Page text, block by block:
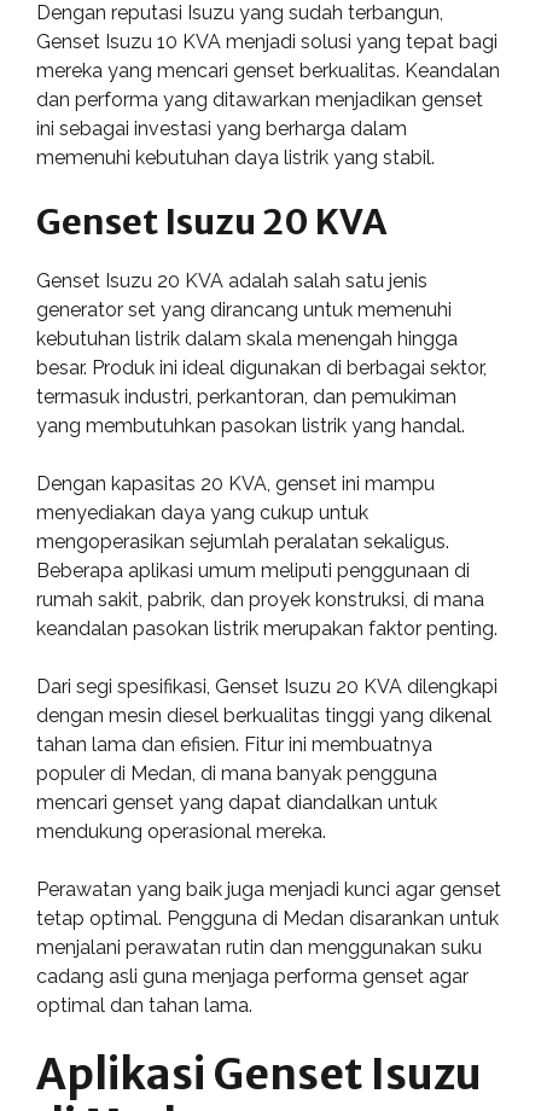
Dengan reputasi Isuzu yang sudah terbangun,
Genset Isuzu 10 KVA menjadi solusi yang tepat bagi
mereka yang mencari genset berkualitas. Keandalan
dan performa yang ditawarkan menjadikan genset
ini sebagai investasi yang berharga dalam
memenuhi kebutuhan daya listrik yang stabil.
Genset Isuzu 20 KVA
Genset Isuzu 20 KVA adalah salah satu jenis
generator set yang dirancang untuk memenuhi
kebutuhan listrik dalam skala menengah hingga
besar. Produk ini ideal digunakan di berbagai sektor,
termasuk industri, perkantoran, dan pemukiman
yang membutuhkan pasokan listrik yang handal.
Dengan kapasitas 20 KVA, genset ini mampu
menyediakan daya yang cukup untuk
mengoperasikan sejumlah peralatan sekaligus.
Beberapa aplikasi umum meliputi penggunaan di
rumah sakit, pabrik, dan proyek konstruksi, di mana
keandalan pasokan listrik merupakan faktor penting.
Dari segi spesifikasi, Genset Isuzu 20 KVA dilengkapi
dengan mesin diesel berkualitas tinggi yang dikenal
tahan lama dan efisien. Fitur ini membuatnya
populer di Medan, di mana banyak pengguna
mencari genset yang dapat diandalkan untuk
mendukung operasional mereka.
Perawatan yang baik juga menjadi kunci agar genset
tetap optimal. Pengguna di Medan disarankan untuk
menjalani perawatan rutin dan menggunakan suku
cadang asli guna menjaga performa genset agar
optimal dan tahan lama.
Aplikasi Genset Isuzu